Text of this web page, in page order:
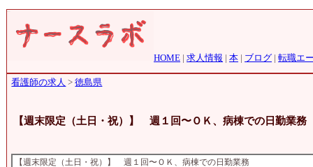
HOME | 求人情報 | 本 | ブログ | 転職エ
看護師の求人 >徳島県
【週末限定（土日・祝）】 週１回〜ＯＫ、病棟での日勤業務
【週末限定（土日・祝）】 週１回〜ＯＫ、病棟での日勤業務